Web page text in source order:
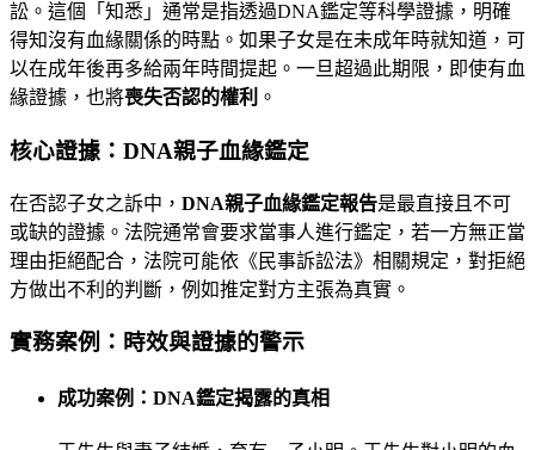
訟。這個「知悉」通常是指透過DNA鑑定等科學證據，明確
得知沒有血緣關係的時點。如果子女是在未成年時就知道，可
以在成年後再多給兩年時間提起。一旦超過此期限，即使有血
緣證據，也將喪失否認的權利 。
核心證據：DNA親子血緣鑑定
在否認子女之訴中， DNA親子血緣鑑定報告是最直接且不可
或缺的證據。法院通常會要求當事人進行鑑定，若一方無正當
理由拒絕配合，法院可能依《民事訴訟法》相關規定，對拒絕
方做出不利的判斷，例如推定對方主張為真實。
實務案例：時效與證據的警示
成功案例：DNA鑑定揭露的真相